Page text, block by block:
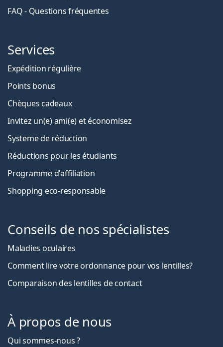
FAQ - Questions fréquentes
Services
Expédition régulière
Points bonus
Chèques cadeaux
Invitez un(e) ami(e) et économisez
Systeme de réduction
Réductions pour les étudiants
Programme d'affiliation
Shopping eco-responsable
Conseils de nos spécialistes
Maladies oculaires
Comment lire votre ordonnance pour vos lentilles?
Comparaison des lentilles de contact
À propos de nous
Qui sommes-nous ?